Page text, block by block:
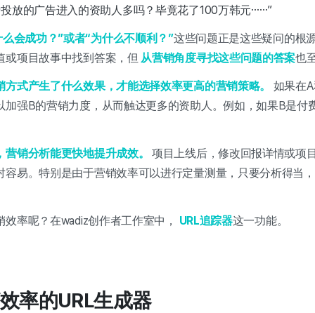
放的广告进入的资助人多吗？毕竟花了100万韩元……”
会成功？”或者“为什么不顺利？”这些问题正是这些疑问的根
或项目故事中找到答案，但 从营销角度寻找这些问题的答案也
式产生了什么效果，才能选择效率更高的营销策略。 如果在
加强B的营销力度，从而触达更多的资助人。例如，如果B是付
销分析能更快地提升成效。 项目上线后，修改回报详情或项
容易。特别是由于营销效率可以进行定量测量，只要分析得当
率呢？在wadiz创作者工作室中， URL追踪器这一功能。
率的URL生成器